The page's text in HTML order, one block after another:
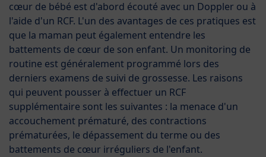
cœur de bébé est d'abord écouté avec un Doppler ou à
l'aide d'un RCF. L'un des avantages de ces pratiques est
que la maman peut également entendre les
battements de cœur de son enfant. Un monitoring de
routine est généralement programmé lors des
derniers examens de suivi de grossesse. Les raisons
qui peuvent pousser à effectuer un RCF
supplémentaire sont les suivantes : la menace d'un
accouchement prématuré, des contractions
prématurées, le dépassement du terme ou des
battements de cœur irréguliers de l'enfant.